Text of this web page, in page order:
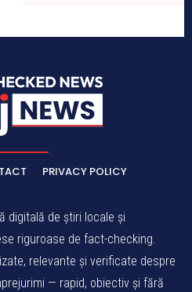
PRIVACY POLICY
digitală de știri locale și
riguroase de fact-checking.
relevante și verificate despre
— rapid, obiectiv și fără